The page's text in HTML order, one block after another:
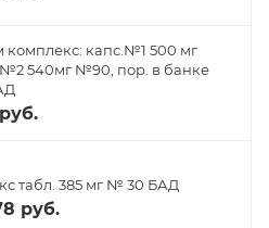
комплекс: капс.№1 500 мг
540мг №90, пор. в банке
табл. 385 мг № 30 БАД
руб.